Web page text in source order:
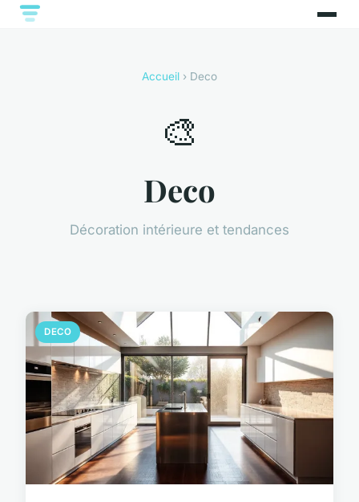
Accueil › Deco
🎨
Deco
Décoration intérieure et tendances
DECO